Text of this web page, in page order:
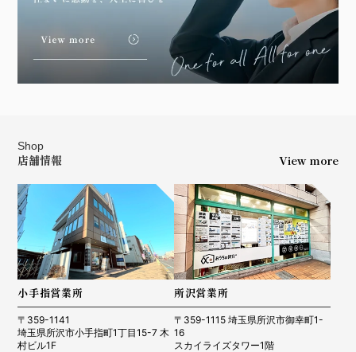
Shop
店舗情報 View more
小手指営業所
〒359-1141
埼玉県所沢市小手指町1丁目15-7 木
村ビル1F
所沢営業所
〒359-1115 埼玉県所沢市御幸町1-
16
スカイライズタワー1階